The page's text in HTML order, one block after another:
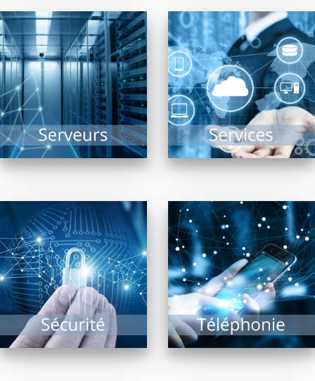
Collectivités, TPE, PME,
ou de taille plus
conséquente, le(s)
serveur(s) reste(nt)
dans tous les cas le...
EN SAVOIR PLUS
Sauvegarde, Sécurité,
Solutions Cloud,
Infogérance,
Assistance, PRA, Saas,
réponses aux appels
au secours…
l’informatique n’est
plus...
EN SAVOIR PLUS
Etudier la fiabilité du
système d’informations
d’une entreprise,
assurer sa sécurité
d’accès sont les
missions des...
EN SAVOIR PLUS
La téléphonie est en
révolution depuis
quelques années et les
améliorations
majeures sont à venir
!...
EN SAVOIR PLUS